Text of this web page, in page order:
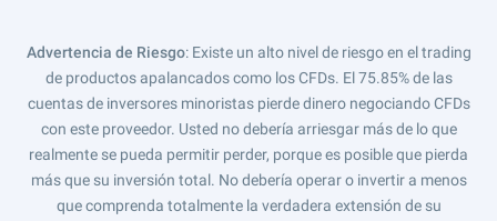
Advertencia de Riesgo: Existe un alto nivel de riesgo en el trading
de productos apalancados como los CFDs. El 75.85% de las
cuentas de inversores minoristas pierde dinero negociando CFDs
con este proveedor. Usted no debería arriesgar más de lo que
realmente se pueda permitir perder, porque es posible que pierda
más que su inversión total. No debería operar o invertir a menos
que comprenda totalmente la verdadera extensión de su